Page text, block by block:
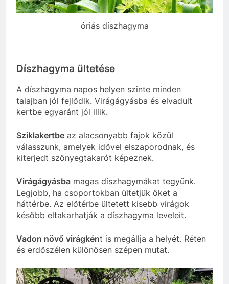
óriás díszhagyma
Díszhagyma ültetése
A díszhagyma napos helyen szinte minden
talajban jól fejlődik. Virágágyásba és elvadult
kertbe egyaránt jól illik.
Sziklakertbe az alacsonyabb fajok közül
válasszunk, amelyek idővel elszaporodnak, és
kiterjedt szőnyegtakarót képeznek.
Virágágyásba magas díszhagymákat tegyünk.
Legjobb, ha csoportokban ültetjük őket a
háttérbe. Az előtérbe ültetett kisebb virágok
később eltakarhatják a díszhagyma leveleit.
Vadon növő virágként is megállja a helyét. Réten
és erdőszélen különösen szépen mutat.